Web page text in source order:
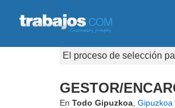
El proceso de selección
GESTOR/
En Todo Gipuzkoa Gipuzkoa